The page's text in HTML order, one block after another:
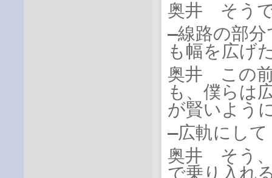
奥井 そう
―線路の部
も幅を広げ
奥井 この前
も、僕らは
が賢いよう
―広軌にして
奥井 そう、
で乗り入れ